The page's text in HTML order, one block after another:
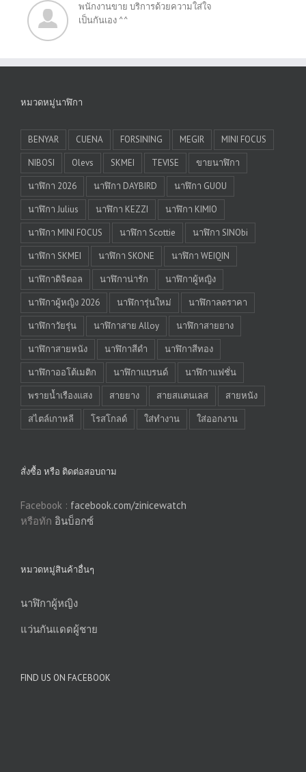
พนักงานขาย บริการด้วยความใส่ใจ
เป็นกันเอง ^^
หมวดหมู่นาฬิกา
BENYAR CUENA FORSINING MEGIR
MINI FOCUS
NIBOSI
Olevs SKMEI TEVISE
ขายนาฬิกา
นาฬิกา 2026
นาฬิกา DAYBIRD
นาฬิกา GUOU
นาฬิกา Julius
นาฬิกา KEZZI
นาฬิกา KIMIO
นาฬิกา MINI FOCUS
นาฬิกา Scottie
นาฬิกา SINObi
นาฬิกา SKMEI
นาฬิกา SKONE
นาฬิกา WEIQIN
นาฬิกาดิจิตอล
นาฬิกาน่ารัก
นาฬิกาผู้หญิง
นาฬิกาผู้หญิง 2026
นาฬิการุ่นใหม่
นาฬิกาลดราคา
นาฬิกาวัยรุ่น
นาฬิกาสาย Alloy
นาฬิกาสายยาง
นาฬิกาสายหนัง
นาฬิกาสีดำ
นาฬิกาสีทอง
นาฬิกาออโต้เมติก
นาฬิกาแบรนด์
นาฬิกาแฟชั่น
พรายน้ำเรืองแสง
สายยาง สายสแตนเลส
สายหนัง
สไตล์เกาหลี
โรสโกลด์ ใส่ทำงาน ใส่ออกงาน
สั่งซื้อ หรือ ติดต่อสอบถาม
Facebook : facebook.com/zinicewatch
หรือทัก อินบ็อกซ์
หมวดหมู่สินค้าอื่นๆ
นาฬิกาผู้หญิง
แว่นกันแดดผู้ชาย
FIND US ON FACEBOOK